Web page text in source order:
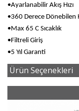
•Ayarlanabilir Akış Hızı
•360 Derece Dönebilen
•Max 65 C Sıcaklık
•Filtreli Giriş
•5 Yıl Garanti
Ürün Seçenekleri